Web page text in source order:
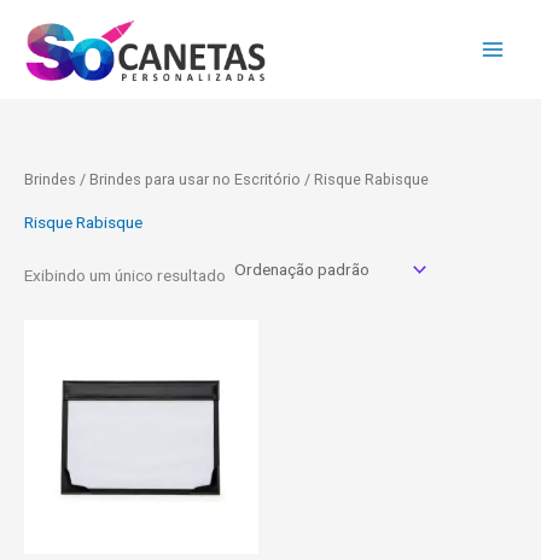
para
Brindes / Brindes para usar no Escritório / Risque Rabisque
Risque Rabisque
Exibindo um único resultado